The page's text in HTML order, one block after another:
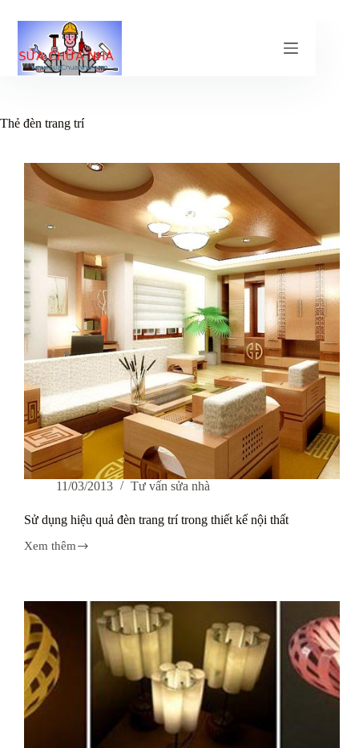
dung
Thẻ đèn trang trí
11/03/2013 Tư vấn sửa nhà
Sử dụng hiệu quả đèn trang trí trong thiết kế nội thất
Xem thêm
Sử
đèn
trang
trí
trong
thiết
kế
nội
thất